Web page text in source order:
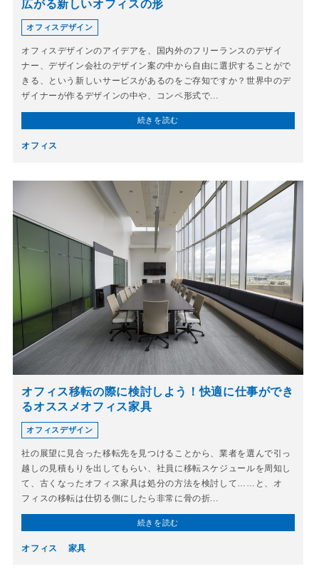
広がる新しいオフィスの形
オフィスデザイン
オフィスデザインのアイデアを、国内外のフリーランスのデザイ
ナー、デザイン会社のデザイン案の中から自由に選択することがで
きる、という新しいサービスがあるのをご存知ですか？世界中のデ
ザイナーが作るデザインの中や、コンペ形式で...
続きを読む
オフィス
オフィス移転の際に検討しよう！快適に仕事ができ
るオススメオフィス家具
オフィスデザイン
社の展望に見合った移転先を見つけることから、業者を選んで引っ
越しの見積もりを出してもらい、社員に移転スケジュールを周知し
て、古くなったオフィス家具は処分の方法を検討して……と、オ
フィスの移転は仕切る側にしたら非常に骨の折...
続きを読む
オフィス 家具